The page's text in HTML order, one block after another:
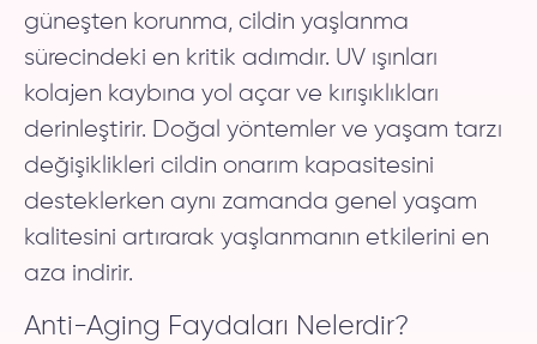
güneşten korunma, cildin yaşlanma
sürecindeki en kritik adımdır. UV ışınları
kolajen kaybına yol açar ve kırışıklıkları
derinleştirir. Doğal yöntemler ve yaşam tarzı
değişiklikleri cildin onarım kapasitesini
desteklerken aynı zamanda genel yaşam
kalitesini artırarak yaşlanmanın etkilerini en
aza indirir.
Anti-Aging Faydaları Nelerdir?